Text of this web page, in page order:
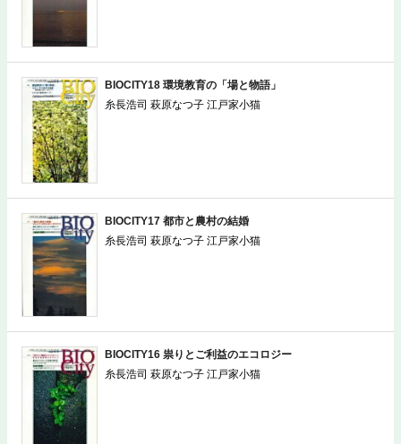
BIOCITY18 環境教育の「場と物語」
糸長浩司 萩原なつ子 江戸家小猫
BIOCITY17 都市と農村の結婚
糸長浩司 萩原なつ子 江戸家小猫
BIOCITY16 祟りとご利益のエコロジー
糸長浩司 萩原なつ子 江戸家小猫